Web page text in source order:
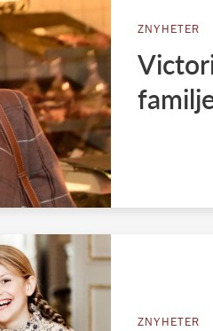
ZNYHETER
ZNYHETER